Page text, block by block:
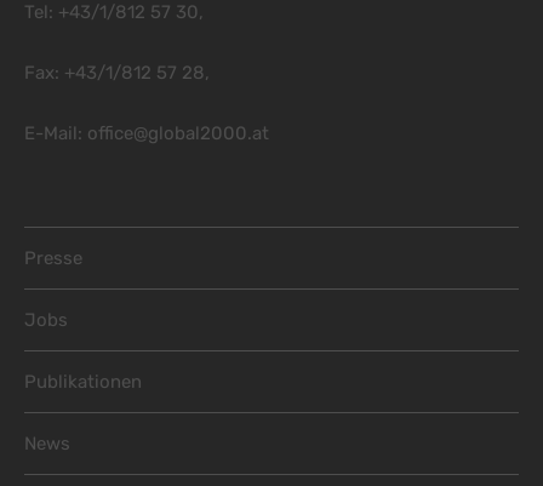
Tel: +43/1/812 57 30,
Fax: +43/1/812 57 28,
E-Mail: office@global2000.at
Presse
Jobs
Publikationen
News